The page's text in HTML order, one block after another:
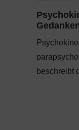
beschreibt